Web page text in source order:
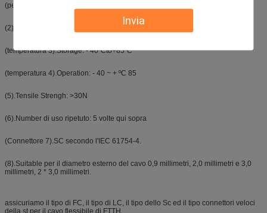
Invia
(perdita 1).Insertion: ≤0.35dB, attenuazione di riflessione: ≥60dB.
(2). Durevolezza di Mechaincal: 1000matings
(temperatura 3).Storage: - 40ºCto+85ºC
(temperatura 4).Operation: - 40 ~ + ºC 85
(5).Tensile Strengh: >30N
(6).Number di uso ripetuto: 5 volte qui sopra
(Connettore 7).SC secondo l'IEC 61754-4.
(8).Suitable per il diametro esterno del cavo 0,9 millimetri, 2,0 millimetri e 3,0
millimetri, 2 * 3,0 millimetri.
assicuriamo il tipo di FC, il tipo di LC, il tipo dello Sc ed il tipo connettori veloci
della st per il cavo flessibile di FTTH,